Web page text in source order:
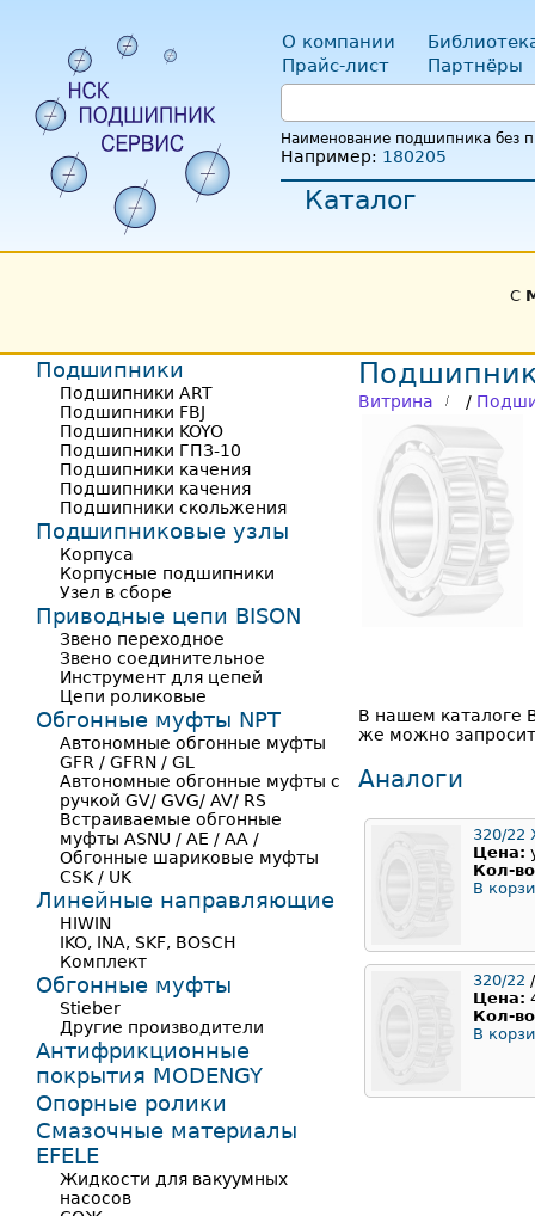
О компании
Прайс-лист
Партнёры
Наименование подшипника без
Например: 180205
Каталог
С
Витрина /
В нашем каталоге
же можно
Аналоги
320/22
Цена:
Кол-
В
320/22
Цена:
Кол-
В
Подшипники
Подшипники ART
Подшипники FBJ
Подшипники KOYO
Подшипники ГПЗ-10
Подшипники качения
Подшипники качения
Подшипники скольжения
Подшипниковые узлы
Корпуса
Корпусные подшипники
Узел в сборе
Приводные цепи BISON
Звено переходное
Звено соединительное
Инструмент для цепей
Цепи роликовые
Обгонные муфты NPT
Автономные обгонные муфты
GFR / GFRN / GL
Автономные обгонные муфты с
ручкой GV/ GVG/ AV/ RS
Встраиваемые обгонные
муфты ASNU / AE / AA /
Обгонные шариковые муфты
CSK / UK
Линейные направляющие
HIWIN
IKO, INA, SKF, BOSCH
Комплект
Обгонные муфты
Stieber
Другие производители
Антифрикционные
покрытия MODENGY
Опорные ролики
Смазочные материалы
EFELE
Жидкости для вакуумных
насосов